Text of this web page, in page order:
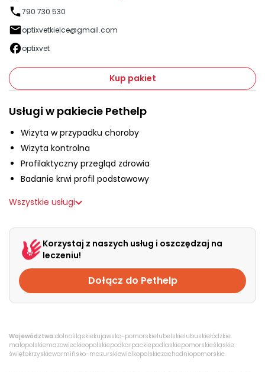
+48 790 277 277
EN
Benefit dla firm
O nas
790 730 530
optixvetkielce@gmail.com
optixvet
Kup pakiet
Usługi w pakiecie Pethelp
Wizyta w przypadku choroby
Wizyta kontrolna
Profilaktyczny przegląd zdrowia
Badanie krwi profil podstawowy
Wszystkie usługi
Korzystaj z naszych usług i oszczędzaj na
leczeniu!
Dołącz do Pethelp
Województwa:dolnośląskiekujawsko-pomorskielubelskielubuskiełódzkie
małopolskiemazowieckieopolskiepodkarpackiepodlaskiepomorskieśląskie
świętokrzyskiewarmińsko-mazurskiewielkopolskiezachodniopomorskie